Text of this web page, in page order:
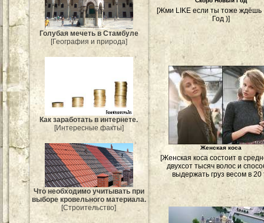
Голубая мечеть в Стамбуле
[География и природа]
Как заработать в интернете.
[Интересные факты]
Что необходимо учитывать при
выборе кровельного материала.
[Строительство]
[Жми LIKE если ты тоже
Год )]
Женская коса
[Женская коса состоит в
двухсот тысяч волос и
выдержать груз весом в 20